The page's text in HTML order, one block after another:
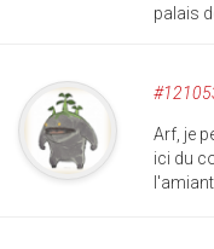
palais
Arf, je
ici du